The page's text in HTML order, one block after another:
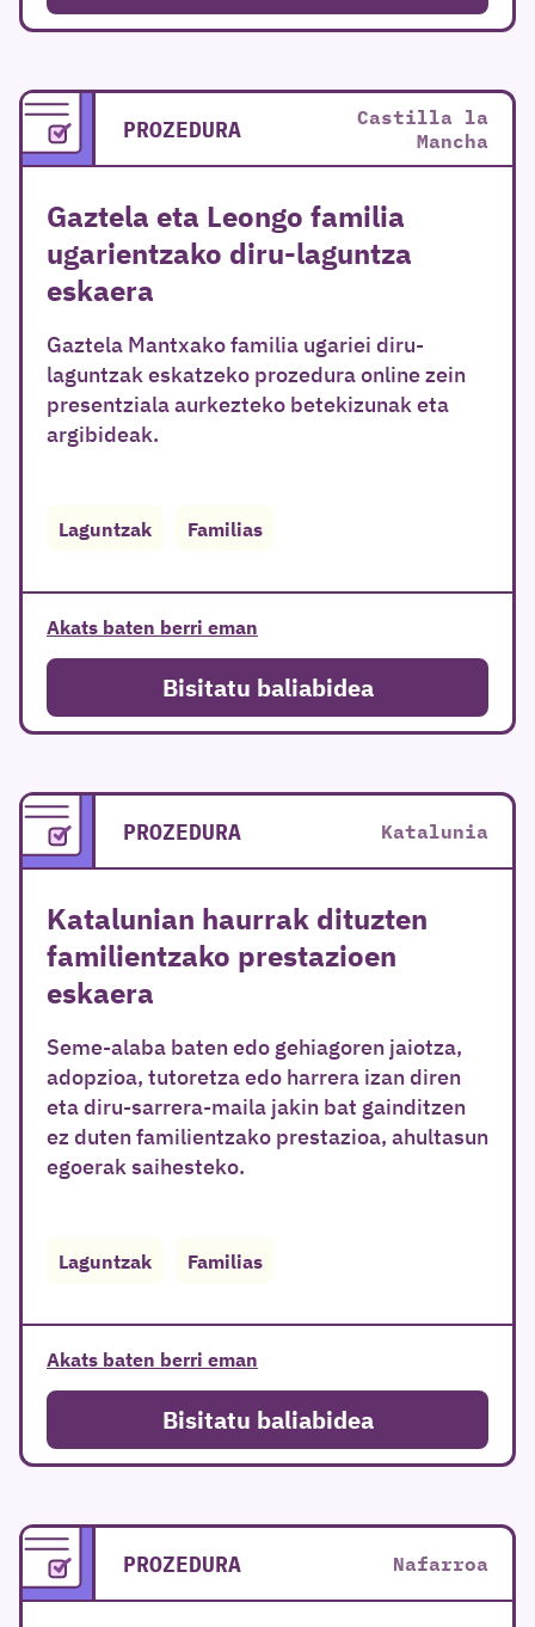
PROZEDURA
Castilla la
Mancha
Gaztela eta Leongo familia
ugarientzako diru-laguntza
eskaera
Gaztela Mantxako familia ugariei diru-
laguntzak eskatzeko prozedura online zein
presentziala aurkezteko betekizunak eta
argibideak.
Laguntzak Familias
Akats baten berri eman
Bisitatu baliabidea
PROZEDURA Katalunia
Katalunian haurrak dituzten
familientzako prestazioen
eskaera
Seme-alaba baten edo gehiagoren jaiotza,
adopzioa, tutoretza edo harrera izan diren
eta diru-sarrera-maila jakin bat gainditzen
ez duten familientzako prestazioa, ahultasun
egoerak saihesteko.
Laguntzak Familias
Akats baten berri eman
Bisitatu baliabidea
PROZEDURA Nafarroa